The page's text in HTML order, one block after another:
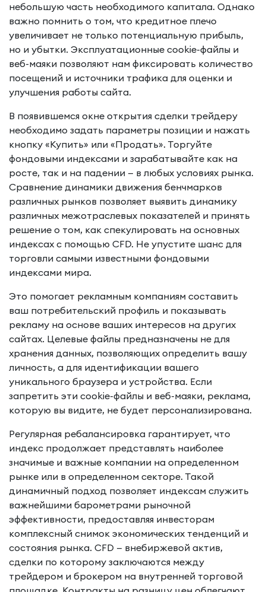
небольшую часть необходимого капитала. Однако
важно помнить о том, что кредитное плечо
увеличивает не только потенциальную прибыль,
но и убытки. Эксплуатационные cookie-файлы и
веб-маяки позволяют нам фиксировать количество
посещений и источники трафика для оценки и
улучшения работы сайта.
В появившемся окне открытия сделки трейдеру
необходимо задать параметры позиции и нажать
кнопку «Купить» или «Продать». Торгуйте
фондовыми индексами и зарабатывайте как на
росте, так и на падении — в любых условиях рынка.
Сравнение динамики движения бенчмарков
различных рынков позволяет выявить динамику
различных межотраслевых показателей и принять
решение о том, как спекулировать на основных
индексах с помощью CFD. Не упустите шанс для
торговли самыми известными фондовыми
индексами мира.
Это помогает рекламным компаниям составить
ваш потребительский профиль и показывать
рекламу на основе ваших интересов на других
сайтах. Целевые файлы предназначены не для
хранения данных, позволяющих определить вашу
личность, а для идентификации вашего
уникального браузера и устройства. Если
запретить эти cookie-файлы и веб-маяки, реклама,
которую вы видите, не будет персонализирована.
Регулярная ребалансировка гарантирует, что
индекс продолжает представлять наиболее
значимые и важные компании на определенном
рынке или в определенном секторе. Такой
динамичный подход позволяет индексам служить
важнейшими барометрами рыночной
эффективности, предоставляя инвесторам
комплексный снимок экономических тенденций и
состояния рынка. CFD — внебиржевой актив,
сделки по которому заключаются между
трейдером и брокером на внутренней торговой